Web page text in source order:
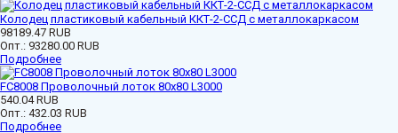
Колодец пластиковый кабельный ККТ-2-ССД с металлокаркасом
98189.47 RUB
Опт.: 93280.00 RUB
Подробнее
FC8008 Проволочный лоток 80х80 L3000
540.04 RUB
Опт.: 432.03 RUB
Подробнее